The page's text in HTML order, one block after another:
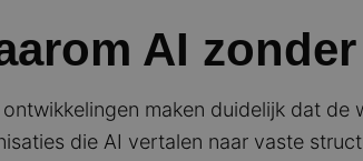
AI
ontwikkelingen maken duidelijk dat
die AI vertalen naar vaste